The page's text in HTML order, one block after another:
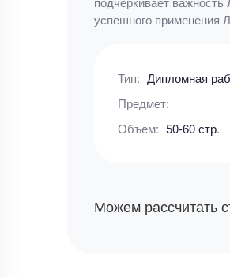
успешного применения
Тип: Дипломная
Предмет:
Объем: 50-60 стр.
Можем рассчитать